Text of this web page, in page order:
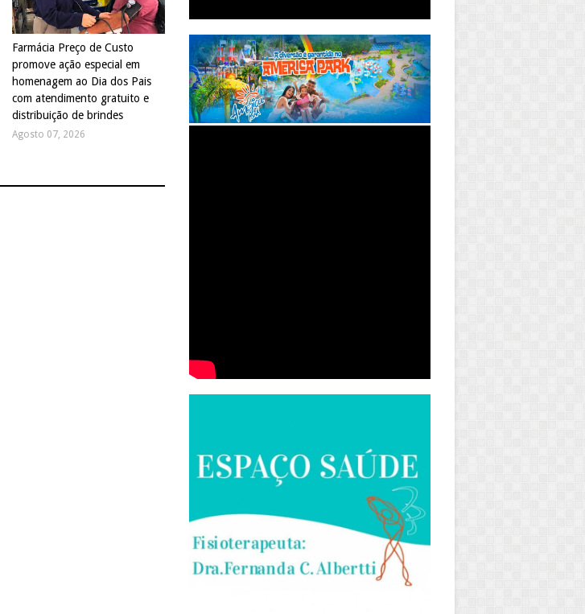
Farmácia Preço de Custo
promove ação especial em
homenagem ao Dia dos Pais
com atendimento gratuito e
distribuição de brindes
Agosto 07, 2026